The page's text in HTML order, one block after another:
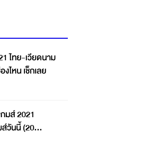
ไทย-เวียดนาม
ไหน เช็กเลย
มส์ 2021
วันนี้ (20